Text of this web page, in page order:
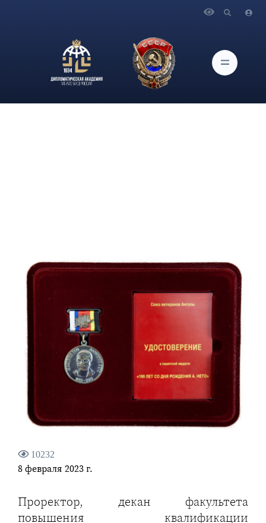
Дипломатической академии МИД России М.Г.Троянский
награжден Союзом ветеранов Анголы памятной медалью
«100 лет со дня рождения А.Нето»
10232
8 февраля 2023 г.
Проректор, декан факультета
повышения квалификации